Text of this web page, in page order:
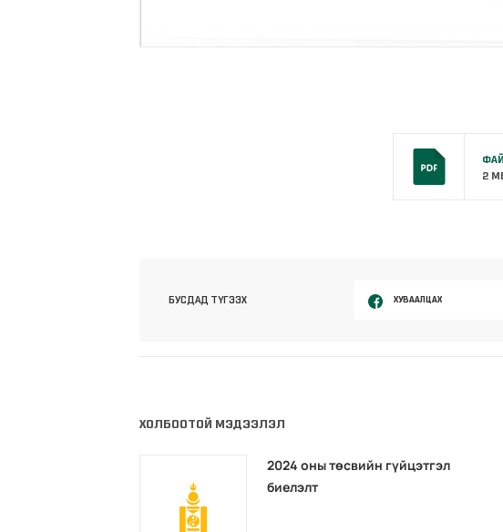
2
БУСДАД ТҮГЭЭХ ХУВААЛЦАХ
ХОЛБООТОЙ МЭДЭЭЛЭЛ
2024 оны төсвийн гүйцэтгэл
биелэлт